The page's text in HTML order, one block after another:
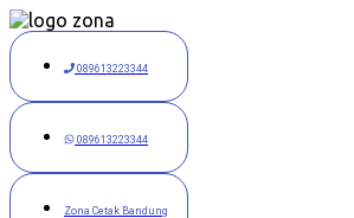
Langsung
ke
konten
089613223344
089613223344
Zona Cetak Bandung